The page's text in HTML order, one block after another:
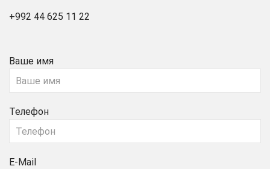
+992 44 625 11 22
Ваше имя
Телефон
E-Mail